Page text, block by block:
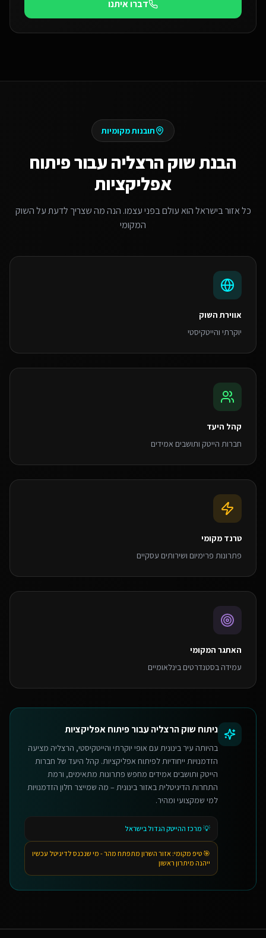
דברו איתנו
תובנות מקומיות
הבנת שוק הרצליה עבורפיתוח
אפליקציות
כל אזור בישראל הוא עולם בפני עצמו. הנה מה שצריך לדעת על השוק
המקומי
אווירת השוק
יוקרתי והייטקיסטי
קהל היעד
חברות הייטק ותושבים אמידים
טרנד מקומי
פתרונות פרימיום ושירותים עסקיים
האתגר המקומי
עמידה בסטנדרטים בינלאומיים
ניתוח שוקהרצליהעבורפיתוח אפליקציות
בהיותה עיר בינונית עם אופי יוקרתי והייטקיסטי, הרצליה מציעה
הזדמנויות ייחודיות לפיתוח אפליקציות. קהל היעד של חברות
הייטק ותושבים אמידים מחפש פתרונות מתאימים, ורמת
התחרות הדיגיטלית באזור בינונית – מה שמייצר חלון הזדמנויות
למי שמקצועי ומהיר.
💡 מרכז ההייטק הגדול בישראל
🎯 טיפ מקומי: אזור השרון מתפתח מהר - מי שנכנס לדיגיטל עכשיו
ייהנה מיתרון ראשון